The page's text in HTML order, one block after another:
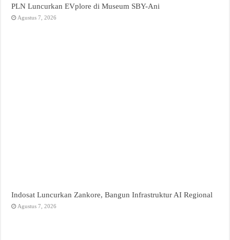
PLN Luncurkan EVplore di Museum SBY-Ani
Agustus 7, 2026
Indosat Luncurkan Zankore, Bangun Infrastruktur AI Regional
Agustus 7, 2026